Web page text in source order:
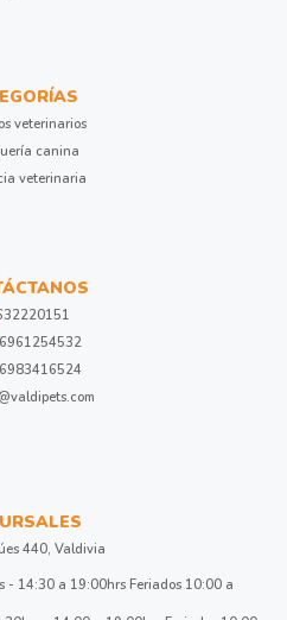
veterinarios
canina
veterinaria
440, Valdivia
- 14:30 a 19:00hrs Feriados 10:00 a